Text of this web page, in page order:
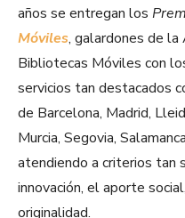
años se entregan los
Móviles, galardones de la
Bibliotecas Móviles con
servicios tan destacados
de Barcelona, Madrid,
Murcia, Segovia,
atendiendo a criterios tan
innovación, el aporte
originalidad.